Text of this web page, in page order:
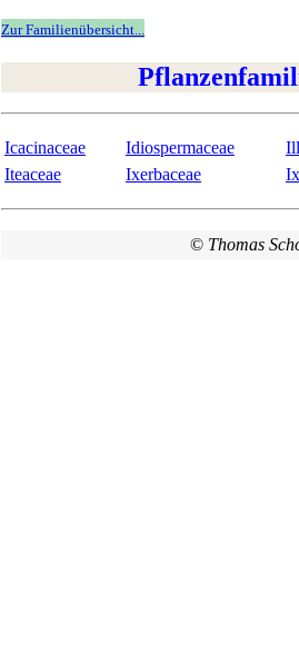
Zur Familienübersicht...
Icacinaceae Idiospermaceae
Iteaceae
Ixerbaceae
© Thomas